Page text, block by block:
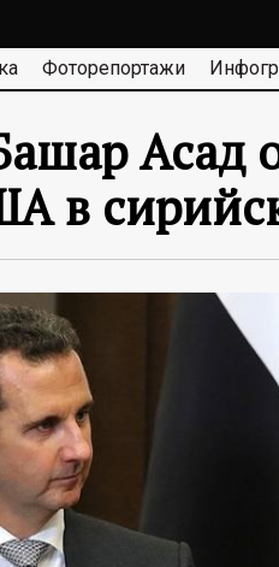
Фоторепортажи
Асад
в